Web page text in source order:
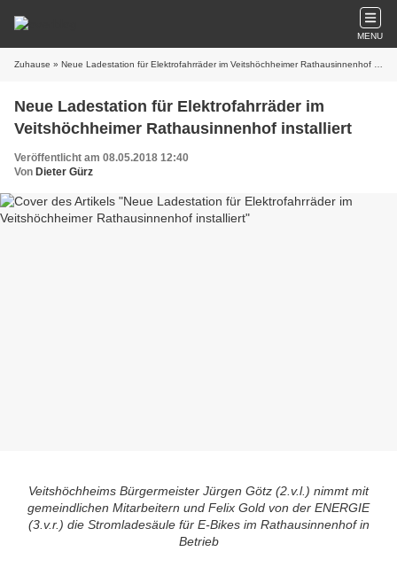
MENU
Zuhause » Neue Ladestation für Elektrofahrräder im Veitshöchheimer Rathausinnenhof installiert
Neue Ladestation für Elektrofahrräder im
Veitshöchheimer Rathausinnenhof installiert
Veröffentlicht am 08.05.2018 12:40
Von Dieter Gürz
Veitshöchheims Bürgermeister Jürgen Götz (2.v.l.) nimmt mit
gemeindlichen Mitarbeitern und Felix Gold von der ENERGIE
(3.v.r.) die Stromladesäule für E-Bikes im Rathausinnenhof in
Betrieb